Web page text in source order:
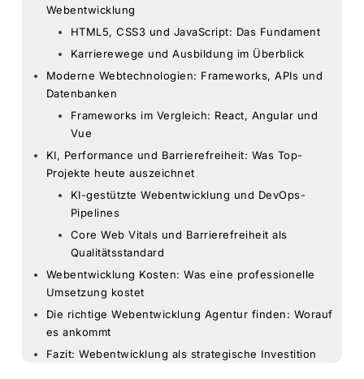
Webentwicklung
HTML5, CSS3 und JavaScript: Das Fundament
Karrierewege und Ausbildung im Überblick
Moderne Webtechnologien: Frameworks, APIs und
Datenbanken
Frameworks im Vergleich: React, Angular und
Vue
KI, Performance und Barrierefreiheit: Was Top-
Projekte heute auszeichnet
KI-gestützte Webentwicklung und DevOps-
Pipelines
Core Web Vitals und Barrierefreiheit als
Qualitätsstandard
Webentwicklung Kosten: Was eine professionelle
Umsetzung kostet
Die richtige Webentwicklung Agentur finden: Worauf
es ankommt
Fazit: Webentwicklung als strategische Investition